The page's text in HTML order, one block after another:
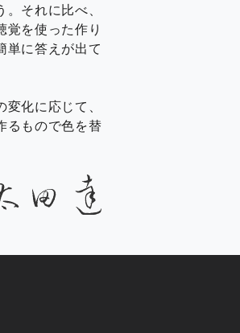
それに比べ、
覚を使った作り
単に答えが出て
化に応じて、
るもので色を替